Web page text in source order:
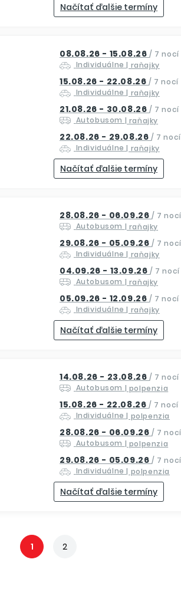
Načítať ďalšie termíny
08.08.26 - 15.08.26 / 7 nocí
Individuálne | raňajky
15.08.26 - 22.08.26 / 7 nocí
Individuálne | raňajky
21.08.26 - 30.08.26 / 7 nocí
Autobusom | raňajky
22.08.26 - 29.08.26 / 7 nocí
Individuálne | raňajky
Načítať ďalšie termíny
28.08.26 - 06.09.26 / 7 nocí
Autobusom | raňajky
29.08.26 - 05.09.26 / 7 nocí
Individuálne | raňajky
04.09.26 - 13.09.26 / 7 nocí
Autobusom | raňajky
05.09.26 - 12.09.26 / 7 nocí
Individuálne | raňajky
Načítať ďalšie termíny
14.08.26 - 23.08.26 / 7 nocí
Autobusom | polpenzia
15.08.26 - 22.08.26 / 7 nocí
Individuálne | polpenzia
28.08.26 - 06.09.26 / 7 nocí
Autobusom | polpenzia
29.08.26 - 05.09.26 / 7 nocí
Individuálne | polpenzia
Načítať ďalšie termíny
1 2